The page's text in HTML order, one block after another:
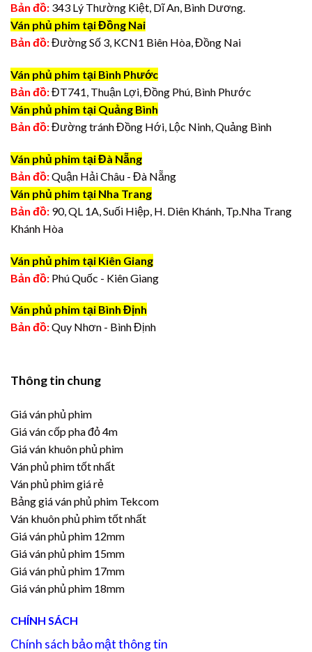
Bản đồ: 343 Lý Thường Kiệt, Dĩ An, Bình Dương.
Ván phủ phim tại Đồng Nai
Bản đồ:Đường Số 3, KCN1 Biên Hòa, Đồng Nai
Ván phủ phim tại Bình Phước
Bản đồ:ĐT741, Thuận Lợi, Đồng Phú, Bình Phước
Ván phủ phim tại Quảng Bình
Bản đồ:Đường tránh Đồng Hới, Lộc Ninh, Quảng Bình
Ván phủ phim tại Đà Nẵng
Bản đồ:Quận Hải Châu - Đà Nẵng
Ván phủ phim tại Nha Trang
Bản đồ: 90, QL 1A, Suối Hiệp, H. Diên Khánh, Tp.Nha Trang
Khánh Hòa
Ván phủ phim tại Kiên Giang
Bản đồ: Phú Quốc - Kiên Giang
Ván phủ phim tại Bình Định
Bản đồ:Quy Nhơn - Bình Định
Thông tin chung
Giá ván phủ phim
Giá ván cốp pha đỏ 4m
Giá ván khuôn phủ phim
Ván phủ phim tốt nhất
Ván phủ phim giá rẻ
Bảng giá ván phủ phim Tekcom
Ván khuôn phủ phim tốt nhất
Giá ván phủ phim 12mm
Giá ván phủ phim 15mm
Giá ván phủ phim 17mm
Giá ván phủ phim 18mm
CHÍNH SÁCH
Chính sách bảo mật thông tin